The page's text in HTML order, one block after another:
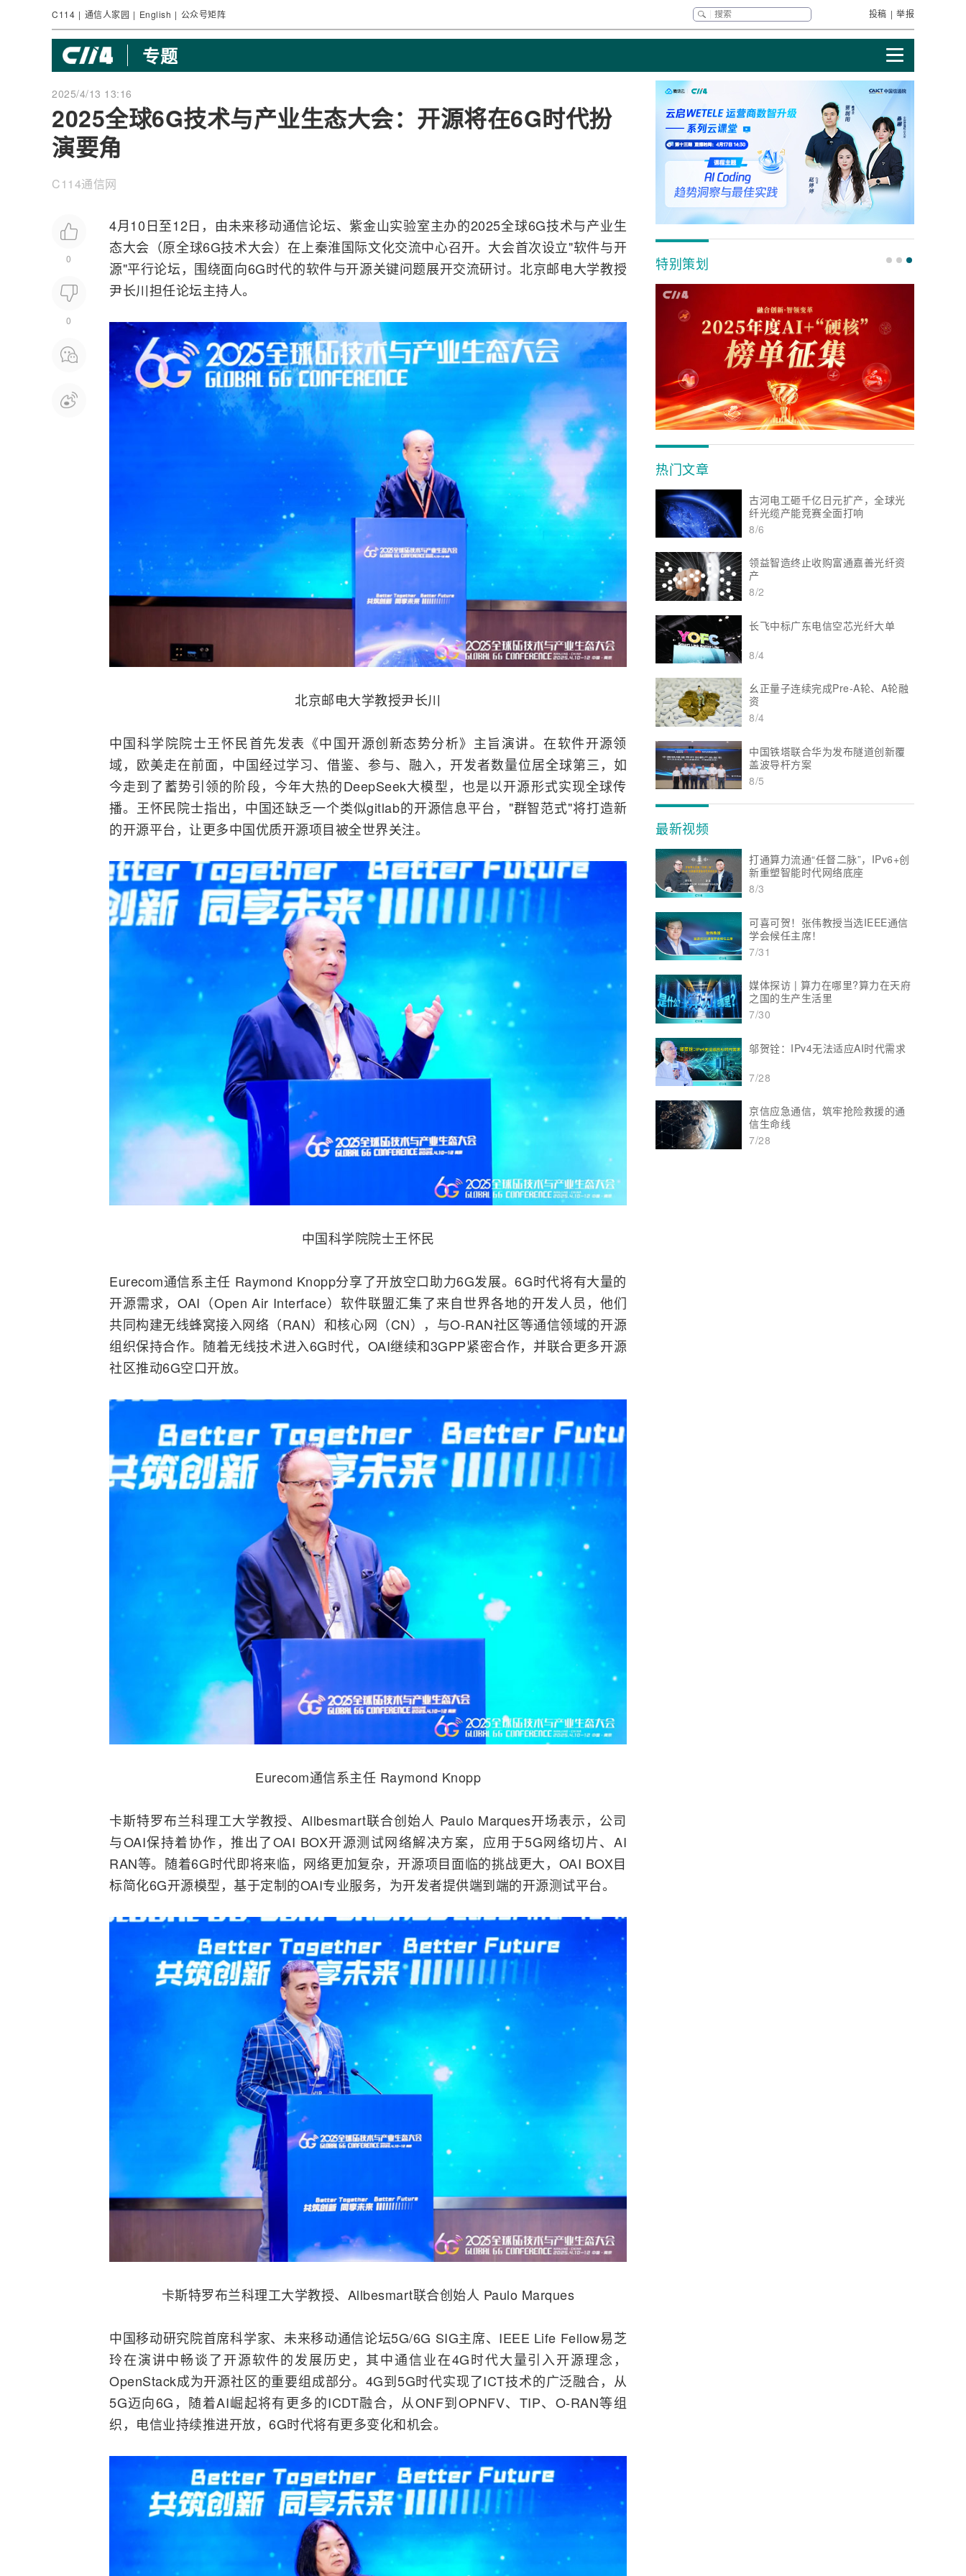
C114 | 通信人家园 | English | 公众号矩阵 投稿 | 举报
专题
2025/4/13 13:16
2025全球6G技术与产业生态大会：开源将在6G时代扮
演要角
C114通信网
0
0
4月10日至12日，由未来移动通信论坛、紫金山实验室主办的2025全球6G技术与产业生
态大会（原全球6G技术大会）在上秦淮国际文化交流中心召开。大会首次设立"软件与开
源"平行论坛，围绕面向6G时代的软件与开源关键问题展开交流研讨。北京邮电大学教授
尹长川担任论坛主持人。
北京邮电大学教授尹长川
中国科学院院士王怀民首先发表《中国开源创新态势分析》主旨演讲。在软件开源领
域，欧美走在前面，中国经过学习、借鉴、参与、融入，开发者数量位居全球第三，如
今走到了蓄势引领的阶段，今年大热的DeepSeek大模型，也是以开源形式实现全球传
播。王怀民院士指出，中国还缺乏一个类似gitlab的开源信息平台，"群智范式"将打造新
的开源平台，让更多中国优质开源项目被全世界关注。
中国科学院院士王怀民
Eurecom通信系主任 Raymond Knopp分享了开放空口助力6G发展。6G时代将有大量的
开源需求，OAI（Open Air Interface）软件联盟汇集了来自世界各地的开发人员，他们
共同构建无线蜂窝接入网络（RAN）和核心网（CN），与O-RAN社区等通信领域的开源
组织保持合作。随着无线技术进入6G时代，OAI继续和3GPP紧密合作，并联合更多开源
社区推动6G空口开放。
Eurecom通信系主任 Raymond Knopp
卡斯特罗布兰科理工大学教授、Allbesmart联合创始人 Paulo Marques开场表示，公司
与OAI保持着协作，推出了OAI BOX开源测试网络解决方案，应用于5G网络切片、AI
RAN等。随着6G时代即将来临，网络更加复杂，开源项目面临的挑战更大，OAI BOX目
标简化6G开源模型，基于定制的OAI专业服务，为开发者提供端到端的开源测试平台。
卡斯特罗布兰科理工大学教授、Allbesmart联合创始人 Paulo Marques
中国移动研究院首席科学家、未来移动通信论坛5G/6G SIG主席、 IEEE Life Fellow易芝
玲在演讲中畅谈了开源软件的发展历史，其中通信业在4G时代大量引入开源理念，
OpenStack成为开源社区的重要组成部分。4G到5G时代实现了ICT技术的广泛融合，从
5G迈向6G，随着AI崛起将有更多的ICDT融合，从ONF到OPNFV、TIP、O-RAN等组
织，电信业持续推进开放，6G时代将有更多变化和机会。
特别策划
热门文章
古河电工砸千亿日元扩产，全球光
纤光缆产能竞赛全面打响
8/6
领益智造终止收购富通嘉善光纤资
产
8/2
长飞中标广东电信空芯光纤大单
8/4
幺正量子连续完成Pre-A轮、A轮融
资
8/4
中国铁塔联合华为发布隧道创新覆
盖波导杆方案
8/5
最新视频
打通算力流通“任督二脉”，IPv6+创
新重塑智能时代网络底座
8/3
可喜可贺！张伟教授当选IEEE通信
学会候任主席！
7/31
媒体探访 | 算力在哪里?算力在天府
之国的生产生活里
7/30
邬贺铨：IPv4无法适应AI时代需求
7/28
京信应急通信，筑牢抢险救援的通
信生命线
7/28